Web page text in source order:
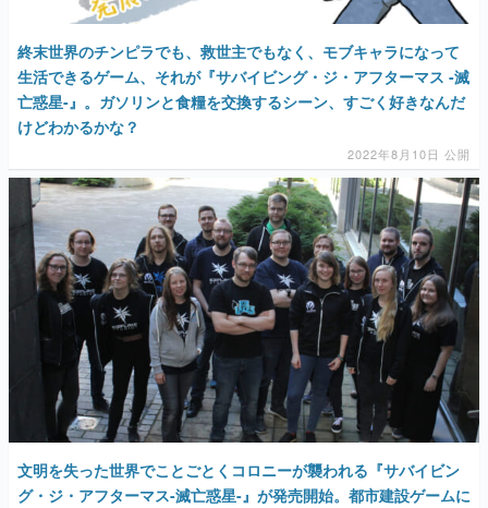
ゲームが変えた日本語
の起源や用法の変遷を、コンピューター文化史研究家・タ
イニーP氏が徹底調査。
カテゴリ
特集記事
マンガ
女性向け
アプリレビュー
その他
電ファミニコゲーマーとは？
運営：株式会社マレ
終末世界のチンピラでも、救世主でもなく、モブキャラになって
生活できるゲーム、それが『サバイビング・ジ・アフターマス -滅
亡惑星-』。ガソリンと食糧を交換するシーン、すごく好きなんだ
けどわかるかな？
2022年8月10日 公開
文明を失った世界でことごとくコロニーが襲われる『サバイビン
グ・ジ・アフターマス-滅亡惑星-』が発売開始。都市建設ゲームに